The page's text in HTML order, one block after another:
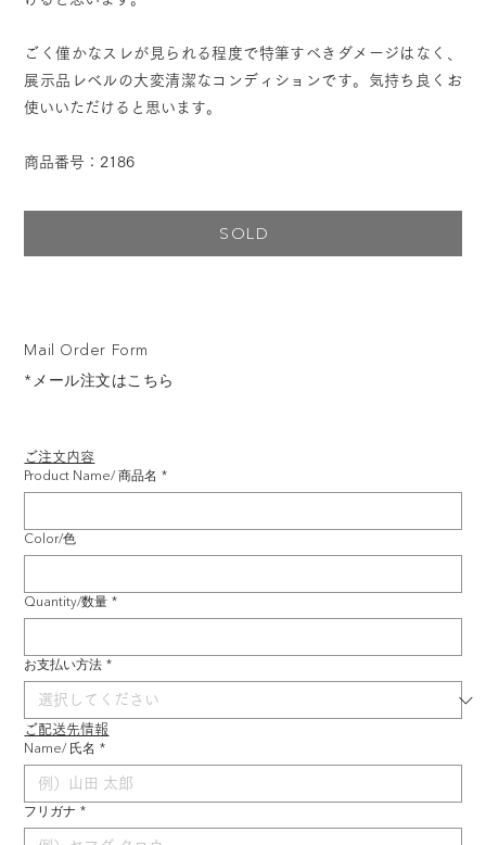
ご注文内容
Product Name/ 商品名 *
Color/色
Quantity/数量 *
お支払い方法 *
ご配送先情報
Name/ 氏名 *
フリガナ *
Mail Order Form
*メール注文はこちら
ごく僅かなスレが見られる程度で特筆すべきダメージはなく、
展示品レベルの大変清潔なコンディションです。気持ち良くお
使いいただけると思います。
商品番号：2186
SOLD